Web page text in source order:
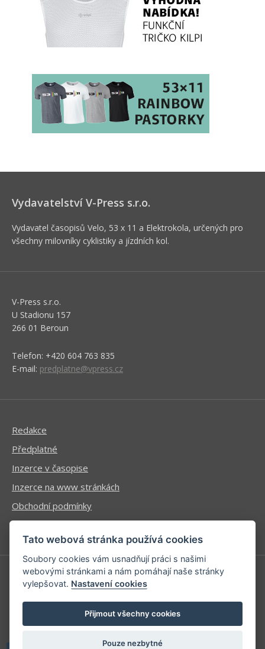
Vydavatelství V-Press s.r.o.
Vydavatel časopisů Velo, 53 x 11 a Elektrokola, určených pro
všechny milovníky cyklistiky a jízdních kol.
V-Press s.r.o.
U Stadionu 157
266 01 Beroun
Telefon: +420 604 763 835
E-mail: predplatne@vpress.cz
Redakce
Předplatné
Inzerce v časopise
Inzerce na www stránkách
Obchodní podmínky
Ochrana osobních údajů
Příhlášení | Registrace
Kontaktní informace
Mapa stránek
Tato webová stránka používá cookies
Soubory cookies vám usnadňují práci s našimi
webovými stránkami a nám pomáhají naše stránky
vylepšovat. Nastavení cookies
Přijmout všechny cookies
Pouze nezbytné